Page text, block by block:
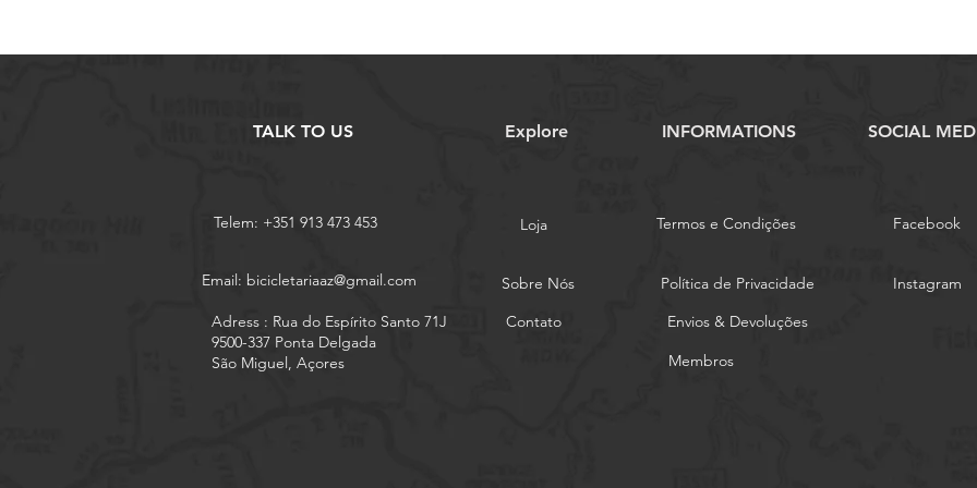
TALK TO US Explore INFORMATIONS SOCIAL
Telem: +351 913 473 453 Loja Termos e Condições Facebook
Email: bicicletariaaz@gmail.com
Sobre Nós
Contato
Adress : Rua do Espírito Santo 71J
9500-337 Ponta Delgada
São Miguel, Açores
Política de Privacidade
Instagram
Envios & Devoluções
Membros